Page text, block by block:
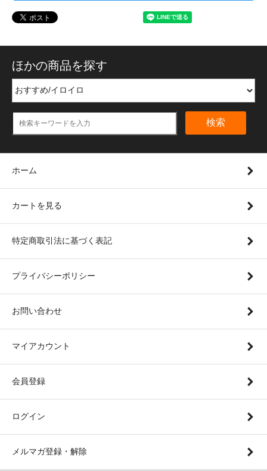
ほかの商品を探す
検索
ホーム
カートを見る
特定商取引法に基づく表記
プライバシーポリシー
お問い合わせ
マイアカウント
会員登録
ログイン
メルマガ登録・解除